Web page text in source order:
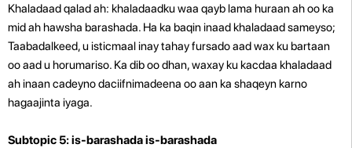
Khaladaad qalad ah: khaladaadku waa qayb lama huraan ah oo ka
mid ah hawsha barashada. Ha ka baqin inaad khaladaad sameyso;
Taabadalkeed, u isticmaal inay tahay fursado aad wax ku bartaan
oo aad u horumariso. Ka dib oo dhan, waxay ku kacdaa khaladaad
ah inaan cadeyno daciifnimadeena oo aan ka shaqeyn karno
hagaajinta iyaga.
Subtopic 5: is-barashada is-barashada